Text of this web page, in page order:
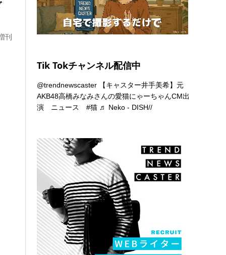
刊
Tik Tokチャンネル配信中
@trendnewscaster 【キャスター井手美希】元
AKB48高橋みなみさんの愛猫にゃーちゃんCM出
演 ニュース#猫 ♬ Neko - DISH//